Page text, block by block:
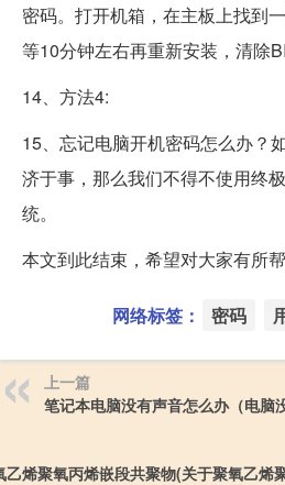
密码。打开机箱，在主板上找到
等10分钟左右再重新安装，清除
14、方法4:
15、忘记电脑开机密码怎么办？
济于事，那么我们不得不使用终
统。
本文到此结束，希望对大家有所帮
网络标签： 密码
上一篇
笔记本电脑没有声音怎么办（电脑
乙烯聚氧丙烯嵌段共聚物(关于聚氧乙烯